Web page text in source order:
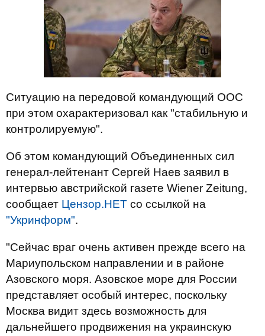
Ситуацию на передовой командующий ООС
при этом охарактеризовал как "стабильную и
контролируемую".
Об этом командующий Объединенных сил
генерал-лейтенант Сергей Наев заявил в
интервью австрийской газете Wiener Zeitung,
сообщает Цензор.НЕТ со ссылкой на
"Укринформ".
"Сейчас враг очень активен прежде всего на
Мариупольском направлении и в районе
Азовского моря. Азовское море для России
представляет особый интерес, поскольку
Москва видит здесь возможность для
дальнейшего продвижения на украинскую